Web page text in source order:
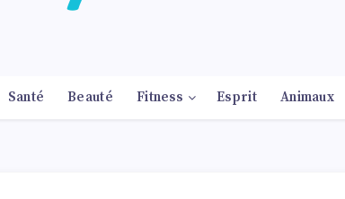
Santé Beauté Fitness Esprit Animaux